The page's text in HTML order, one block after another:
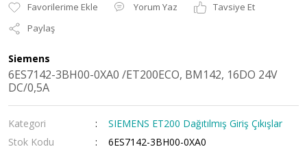
Yorum Yaz
Tavsiye Et
Paylaş
Siemens
6ES7142-3BH00-0XA0 /ET200ECO, BM142, 16DO 24V
DC/0,5A
Kategori
SIEMENS ET200 Dağıtılmış Giriş Çıkışlar
Stok Kodu
6ES7142-3BH00-0XA0